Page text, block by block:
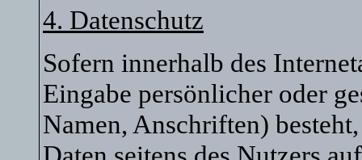
4. Datenschutz
Sofern innerhalb des
Eingabe persönlicher oder
Namen, Anschriften)